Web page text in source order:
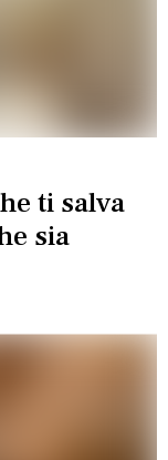
ti salva
sia